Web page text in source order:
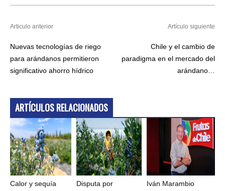
Articulo anterior
Nuevas tecnologías de riego
para arándanos permitieron
significativo ahorro hídrico
Artículo siguiente
Chile y el cambio de
paradigma en el mercado del
arándano…
ARTÍCULOS RELACIONADOS
Calor y sequía
Disputa por
Iván Marambio